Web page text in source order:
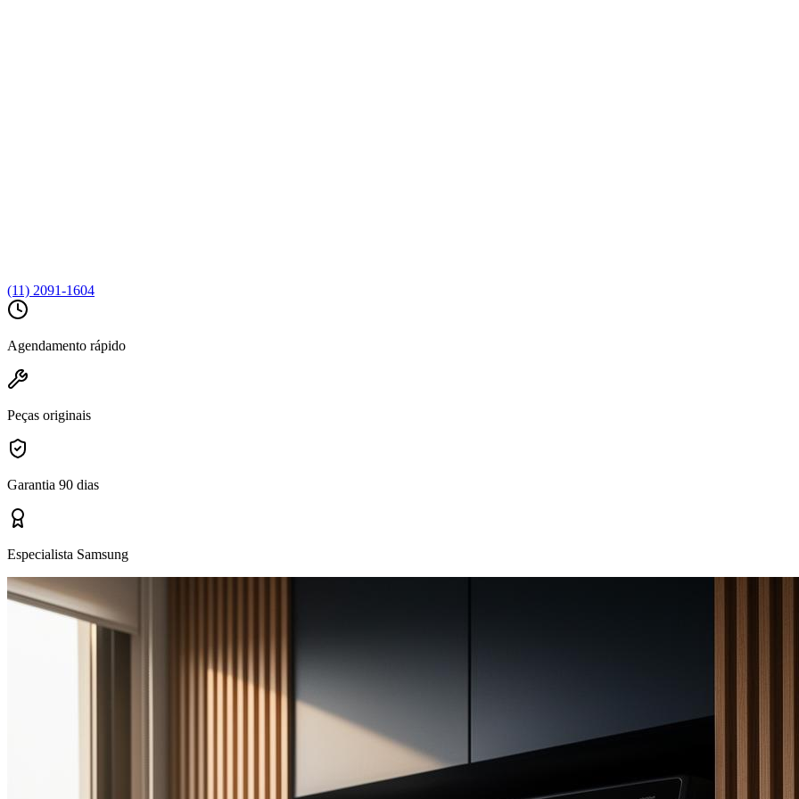
(11) 2091-1604
Agendamento rápido
Peças originais
Garantia 90 dias
Especialista Samsung